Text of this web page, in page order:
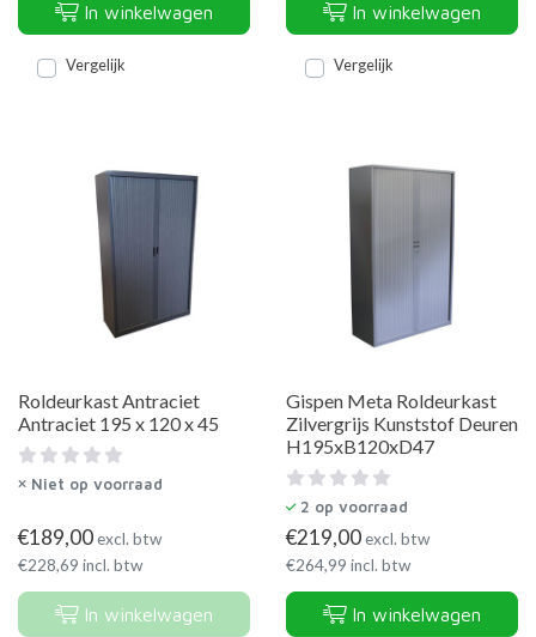
In winkelwagen
Vergelijk
In winkelwagen
Vergelijk
Roldeurkast Antraciet
Antraciet 195 x 120 x 45
Niet op voorraad
€189,00excl. btw
€228,69 incl. btw
In winkelwagen
Gispen Meta Roldeurkast
Zilvergrijs Kunststof Deuren
H195xB120xD47
2 op voorraad
€219,00excl. btw
€264,99 incl. btw
In winkelwagen